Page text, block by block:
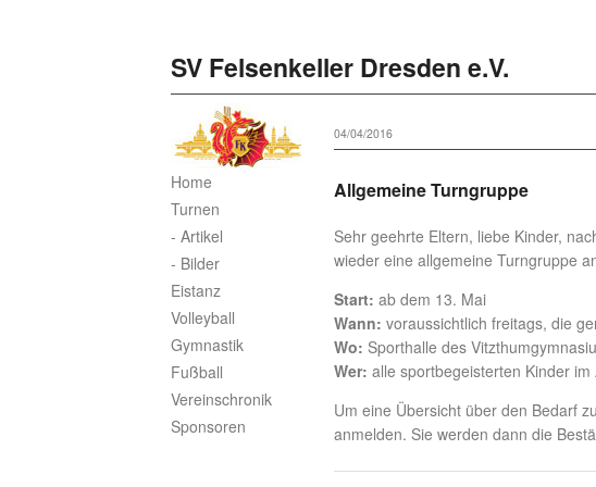
SV Felsenkeller Dresden e.V.
Home
Turnen
- Artikel
- Bilder
Eistanz
Volleyball
Gymnastik
Fußball
Vereinschronik
Sponsoren
04/04/2016
Allgemeine Turngruppe
Sehr geehrte Eltern, liebe Kinder,
wieder eine allgemeine Turngruppe
Start: ab dem 13. Mai
Wann: voraussichtlich freitags, die
Wo: Sporthalle des
Wer: alle sportbegeisterten Kinder
Um eine Übersicht über den Bedarf
anmelden. Sie werden dann die